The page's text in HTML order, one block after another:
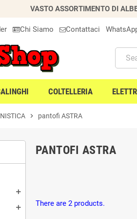
VASTO ASSORTIMENTO DI
Chi Siamo Contattaci
COLTELLERIA
chevron_right pantofi ASTRA
PANTOFI ASTRA
There are 2 products.